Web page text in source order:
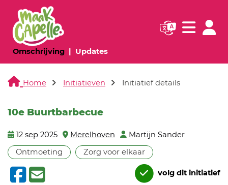
Omschrijving(huidige pagina)
Updates(huidige pagina)
Navigatie
Home Initiatieven Initiatief details
10e Buurtbarbecue
12 sep 2025 Merelhoven
Martijn Sander
Ontmoeting
Zorg voor elkaar
volg dit initiatief